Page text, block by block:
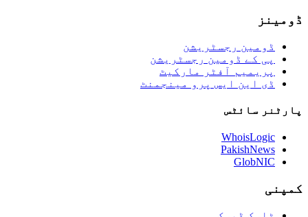
ڈومینز
ڈومین رجسٹریشن
پی کے ڈومین رجسٹریشن
پریمیم آفٹر مارکیٹ
ڈی این ایس پرو مینجمنٹ
پارٹنر سائٹس
WhoisLogic
PakishNews
GlobNIC
کمپنی